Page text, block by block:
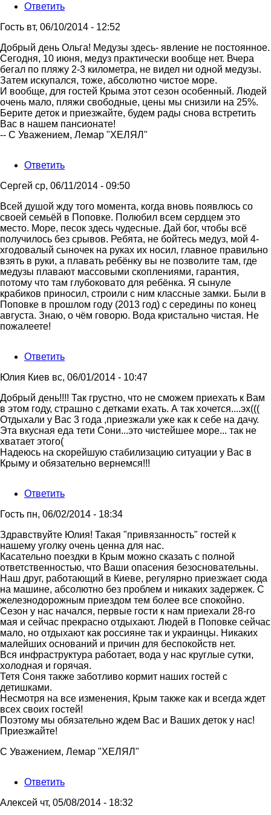
Ответить
Гость вт, 06/10/2014 - 12:52
Ответ
на
Добрый
день!
Мы
семьей
в
от
Ольга
Добрый день Ольга! Медузы здесь- явление не постоянное.
Сегодня, 10 июня, медуз практически вообще нет. Вчера
бегал по пляжу 2-3 километра, не видел ни одной медузы.
Затем искупался, тоже, абсолютно чистое море.
И вообще, для гостей Крыма этот сезон особенный. Людей
очень мало, пляжи свободные, цены мы снизили на 25%.
Берите деток и приезжайте, будем рады снова встретить
Вас в нашем пансионате!
-- С Уважением, Лемар "ХЕЛЯЛ"
Ответить
Сергей ср, 06/11/2014 - 09:50
Ответ
на
Добрый
день
Ольга!
Медузы
от
Гость
Всей душой жду того момента, когда вновь появлюсь со
своей семьёй в Поповке. Полюбил всем сердцем это
место. Море, песок здесь чудесные. Дай бог, чтобы всё
получилось без срывов. Ребята, не бойтесь медуз, мой 4-
хгодовалый сыночек на руках их носил, главное правильно
взять в руки, а плавать ребёнку вы не позволите там, где
медузы плавают массовыми скоплениями, гарантия,
потому что там глубоковато для ребёнка. Я сынуле
крабиков приносил, строили с ним классные замки. Были в
Поповке в прошлом году (2013 год) с середины по конец
августа. Знаю, о чём говорю. Вода кристально чистая. Не
пожалеете!
Ответить
Юлия Киев вс, 06/01/2014 - 10:47
Добрый день!!!! Так грустно, что не сможем приехать к Вам
в этом году, страшно с детками ехать. А так хочется....эх(((
Отдыхали у Вас 3 года ,приезжали уже как к себе на дачу.
Эта вкусная еда тети Сони...это чистейшее море... так не
хватает этого(
Надеюсь на скорейшую стабилизацию ситуации у Вас в
Крыму и обязательно вернемся!!!
Ответить
Гость пн, 06/02/2014 - 18:34
Ответ
на
Добрый
день!!!!
Так
грустно,
от
Юлия
Киев
Здравствуйте Юлия! Такая "привязанность" гостей к
нашему уголку очень ценна для нас.
Касательно поездки в Крым можно сказать с полной
ответственностью, что Ваши опасения безосновательны.
Наш друг, работающий в Киеве, регулярно приезжает сюда
на машине, абсолютно без проблем и никаких задержек. С
железнодорожным приездом тем более все спокойно.
Сезон у нас начался, первые гости к нам приехали 28-го
мая и сейчас прекрасно отдыхают. Людей в Поповке сейчас
мало, но отдыхают как россияне так и украинцы. Никаких
малейших оснований и причин для беспокойств нет.
Вся инфраструктура работает, вода у нас круглые сутки,
холодная и горячая.
Тетя Соня также заботливо кормит наших гостей с
детишками.
Несмотря на все изменения, Крым также как и всегда ждет
всех своих гостей!
Поэтому мы обязательно ждем Вас и Ваших деток у нас!
Приезжайте!
С Уважением, Лемар "ХЕЛЯЛ"
Ответить
Алексей чт, 05/08/2014 - 18:32